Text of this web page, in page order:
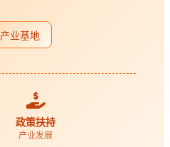
产业基地
政策扶持
产业发展